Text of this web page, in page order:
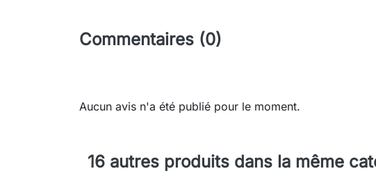
Commentaires (0)
Aucun avis n'a été publié pour le moment.
16 autres produits dans la même